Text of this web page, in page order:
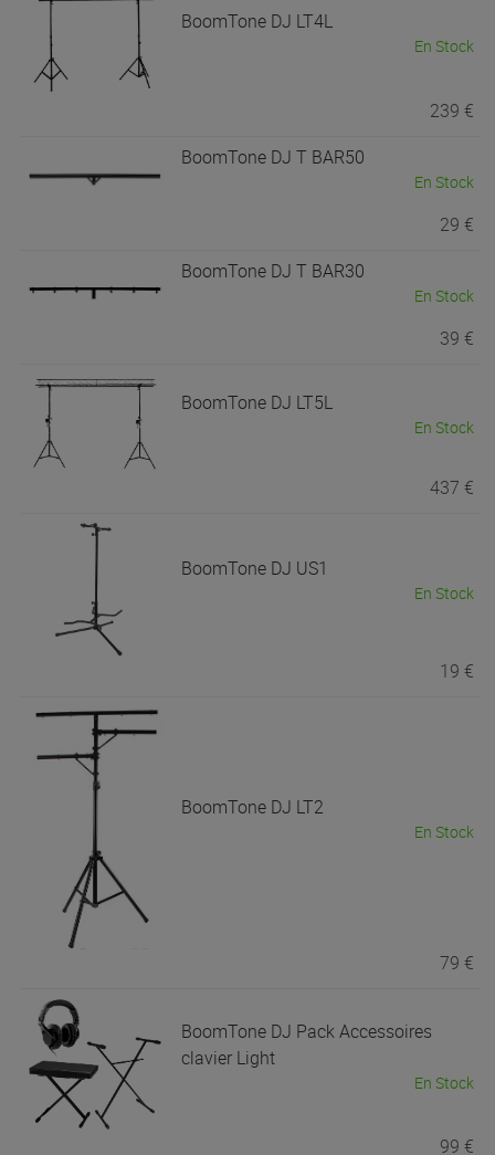
BoomTone DJ LT4L
En Stock
239 €
BoomTone DJT BAR50
En Stock
29 €
BoomTone DJT BAR30
En Stock
39 €
BoomTone DJ LT5L
En Stock
437 €
BoomTone DJ US1
En Stock
19 €
BoomTone DJ LT2
En Stock
79 €
BoomTone DJ Pack Accessoires
clavier Light
En Stock
99 €